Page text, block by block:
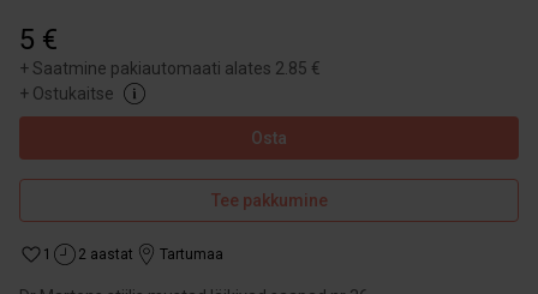
5 €
+Saatmine pakiautomaati alates 2.85 €
+ Ostukaitse
Osta
Tee pakkumine
1 2 aastat Tartumaa